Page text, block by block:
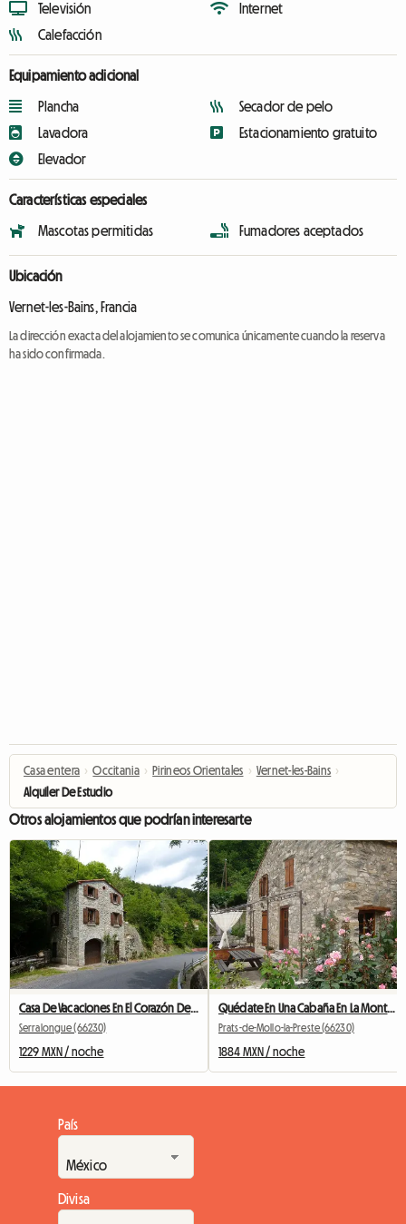
Televisión
Calefacción
Internet
Equipamiento adicional
Plancha
Lavadora
Elevador
Secador de pelo
Estacionamiento gratuito
Características especiales
Mascotas permitidas Fumadores aceptados
Ubicación
Vernet-les-Bains, Francia
La dirección exacta del alojamiento se comunica únicamente cuando la reserva
ha sido confirmada.
Casa entera › Occitania › Pirineos Orientales › Vernet-les-Bains ›
Alquiler De Estudio
Otros alojamientos que podrían interesarte
Casa De Vacaciones En El Corazón De Las Montañas
Serralongue (66230)
1229 MXN / noche
Quédate En Una Cabaña En La Montaña
Prats-de-Mollo-la-Preste (66230)
1884 MXN / noche
País
Divisa